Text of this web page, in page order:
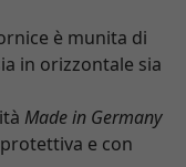
è munita di
in orizzontale sia
Made in Germany
e con